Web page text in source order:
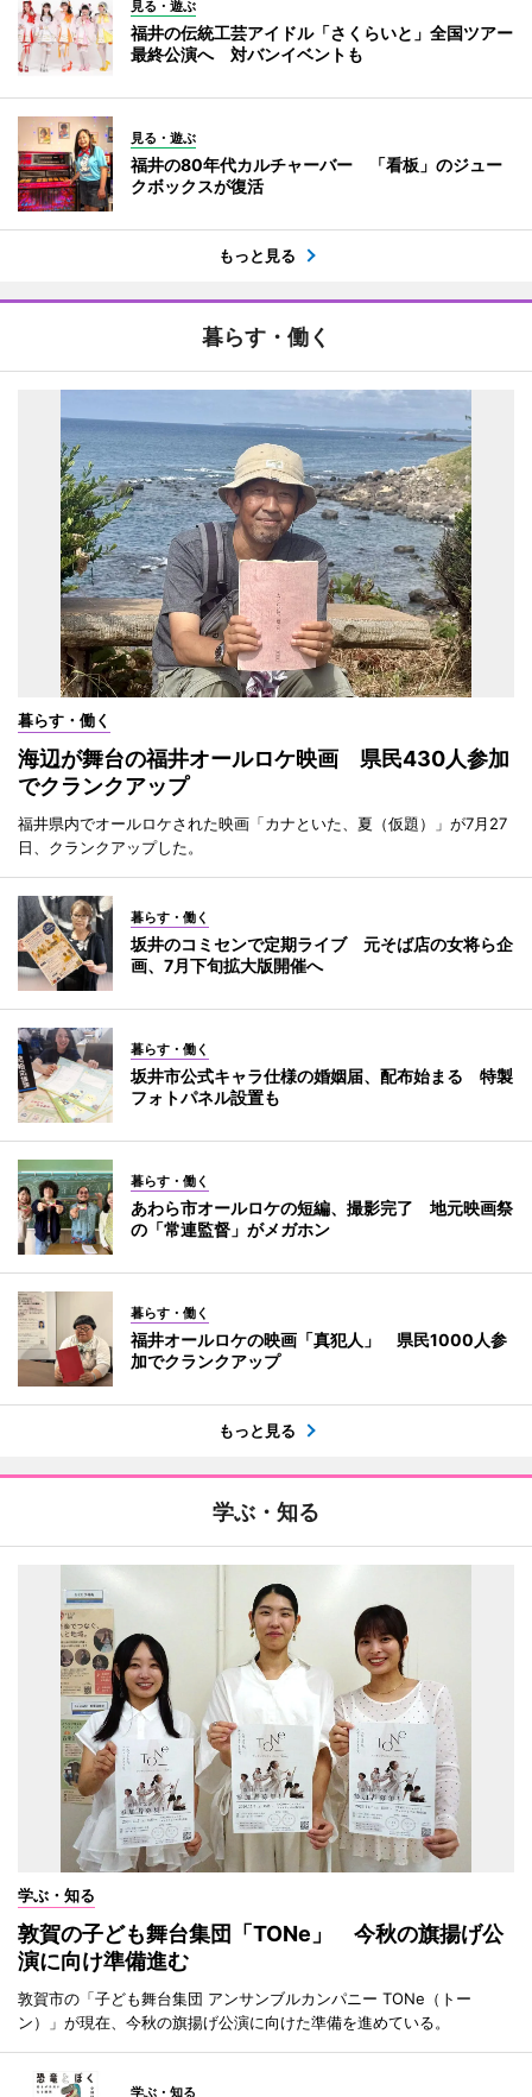
見る・遊ぶ
福井の伝統工芸アイドル「さくらいと」全国ツアー
最終公演へ 対バンイベントも
見る・遊ぶ
福井の80年代カルチャーバー 「看板」のジュー
クボックスが復活
もっと見る
暮らす・働く
暮らす・働く
海辺が舞台の福井オールロケ映画 県民430人参加
でクランクアップ
福井県内でオールロケされた映画「カナといた、夏（仮題）」が7月27
日、クランクアップした。
暮らす・働く
坂井のコミセンで定期ライブ 元そば店の女将ら企
画、7月下旬拡大版開催へ
暮らす・働く
坂井市公式キャラ仕様の婚姻届、配布始まる 特製
フォトパネル設置も
暮らす・働く
あわら市オールロケの短編、撮影完了 地元映画祭
の「常連監督」がメガホン
暮らす・働く
福井オールロケの映画「真犯人」 県民1000人参
加でクランクアップ
もっと見る
学ぶ・知る
学ぶ・知る
敦賀の子ども舞台集団「TONe」 今秋の旗揚げ公
演に向け準備進む
敦賀市の「子ども舞台集団 アンサンブルカンパニー TONe（トー
ン）」が現在、今秋の旗揚げ公演に向けた準備を進めている。
学ぶ・知る